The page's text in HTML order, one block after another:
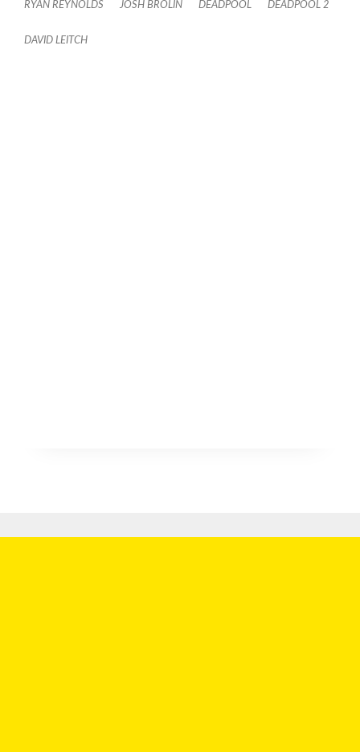
RYAN REYNOLDS JOSH BROLIN DEADPOOL DEADPOOL 2
DAVID LEITCH